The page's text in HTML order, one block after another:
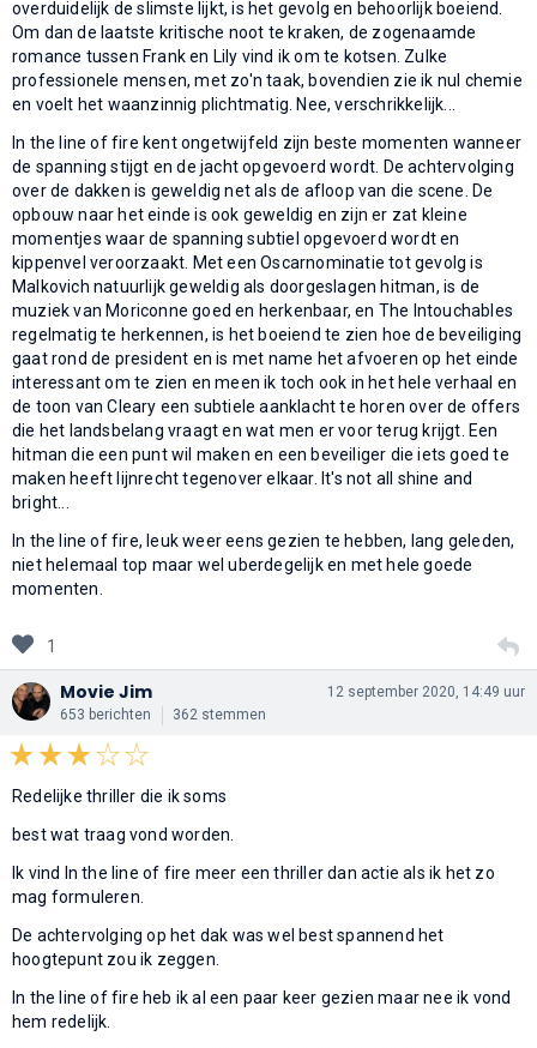
overduidelijk de slimste lijkt, is het gevolg en behoorlijk boeiend.
Om dan de laatste kritische noot te kraken, de zogenaamde
romance tussen Frank en Lily vind ik om te kotsen. Zulke
professionele mensen, met zo'n taak, bovendien zie ik nul chemie
en voelt het waanzinnig plichtmatig. Nee, verschrikkelijk...
In the line of fire kent ongetwijfeld zijn beste momenten wanneer
de spanning stijgt en de jacht opgevoerd wordt. De achtervolging
over de dakken is geweldig net als de afloop van die scene. De
opbouw naar het einde is ook geweldig en zijn er zat kleine
momentjes waar de spanning subtiel opgevoerd wordt en
kippenvel veroorzaakt. Met een Oscarnominatie tot gevolg is
Malkovich natuurlijk geweldig als doorgeslagen hitman, is de
muziek van Moriconne goed en herkenbaar, en The Intouchables
regelmatig te herkennen, is het boeiend te zien hoe de beveiliging
gaat rond de president en is met name het afvoeren op het einde
interessant om te zien en meen ik toch ook in het hele verhaal en
de toon van Cleary een subtiele aanklacht te horen over de offers
die het landsbelang vraagt en wat men er voor terug krijgt. Een
hitman die een punt wil maken en een beveiliger die iets goed te
maken heeft lijnrecht tegenover elkaar. It's not all shine and
bright...
In the line of fire, leuk weer eens gezien te hebben, lang geleden,
niet helemaal top maar wel uberdegelijk en met hele goede
momenten.
1
Movie Jim
653 berichten 362 stemmen
12 september 2020, 14:49 uur
Redelijke thriller die ik soms
best wat traag vond worden.
Ik vind In the line of fire meer een thriller dan actie als ik het zo
mag formuleren.
De achtervolging op het dak was wel best spannend het
hoogtepunt zou ik zeggen.
In the line of fire heb ik al een paar keer gezien maar nee ik vond
hem redelijk.